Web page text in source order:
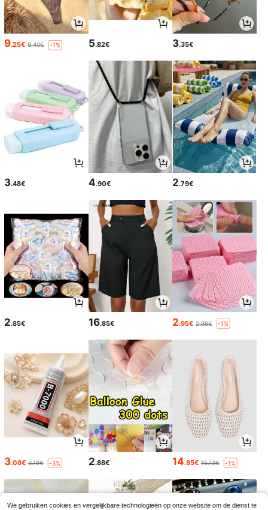
9.25€ 9.40€ -1% 5.82€ 3.35€
3.48€ 4.90€ 2.79€
2.85€ 16.85€ 2.95€ 2.98€ -1%
3.08€ 3.18€ -3% 2.88€ 14.85€ 15.13€ -1%
We gebruiken cookies en vergelijkbare technologieën op onze website om de dienst te